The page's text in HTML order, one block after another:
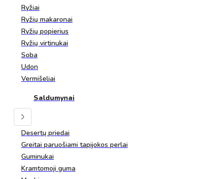
Ryžiai
Ryžių makaronai
Ryžių popierius
Ryžių virtinukai
Soba
Udon
Vermišeliai
Saldumynai
Desertų priedai
Greitai paruošiami tapijokos perlai
Guminukai
Kramtomoji guma